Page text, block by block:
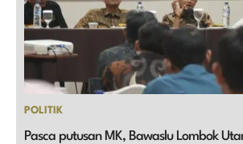
POLITIK
Pasca putusan MK, Bawaslu Lombok